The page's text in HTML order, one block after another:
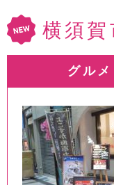
横須賀
グルメ